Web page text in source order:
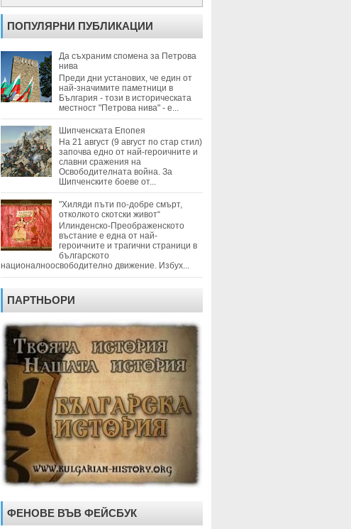
ПОПУЛЯРНИ ПУБЛИКАЦИИ
Да съхраним спомена за Петрова
нива
Преди дни установих, че един от
най-значимите паметници в
България - този в историческата
местност "Петрова нива" - е...
Шипченската Епопея
На 21 август (9 август по стар стил)
започва едно от най-героичните и
славни сражения на
Освободителната война. За
Шипченските боеве от...
"Хиляди пъти по-добре смърт,
отколкото скотски живот“
Илинденско-Преображенското
въстание е една от най-
героичните и трагични страници в
българското
националноосвободително движение. Избух...
ПАРТНЬОРИ
ФЕНОВЕ ВЪВ ФЕЙСБУК